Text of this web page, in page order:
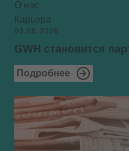
О нас
Карьера
05.08.2026
GWH становится
Подробнее